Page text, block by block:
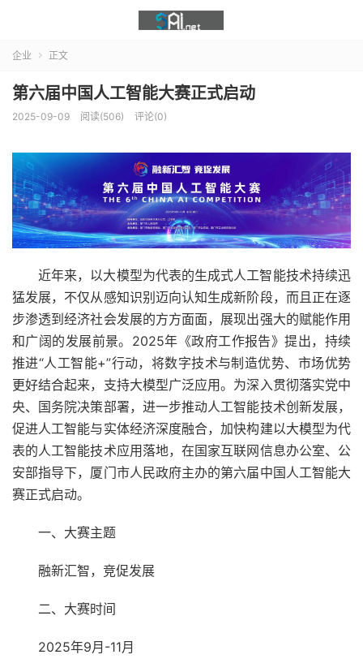
企业  正文
第六届中国人工智能大赛正式启动
2025-09-09 阅读(506) 评论(0)
近年来，以大模型为代表的生成式人工智能技术持续迅
猛发展，不仅从感知识别迈向认知生成新阶段，而且正在逐
步渗透到经济社会发展的方方面面，展现出强大的赋能作用
和广阔的发展前景。2025年《政府工作报告》提出，持续
推进“人工智能+”行动，将数字技术与制造优势、市场优势
更好结合起来，支持大模型广泛应用。为深入贯彻落实党中
央、国务院决策部署，进一步推动人工智能技术创新发展，
促进人工智能与实体经济深度融合，加快构建以大模型为代
表的人工智能技术应用落地，在国家互联网信息办公室、公
安部指导下，厦门市人民政府主办的第六届中国人工智能大
赛正式启动。
一、大赛主题
融新汇智，竞促发展
二、大赛时间
2025年9月-11月